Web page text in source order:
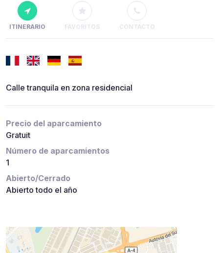
ITINERARIO FAVORITOS CONTACTO
Calle tranquila en zona residencial
Precio del aparcamiento
Gratuit
Número de aparcamientos
1
Abierto/Cerrado
Abierto todo el año